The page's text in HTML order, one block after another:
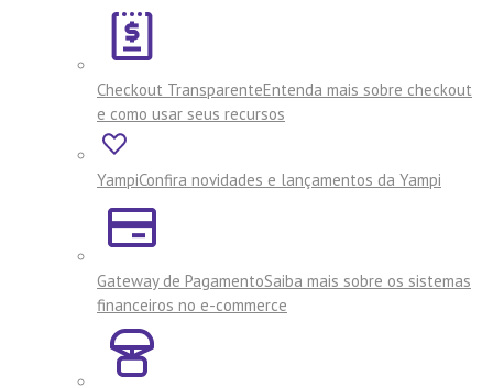
Checkout TransparenteEntenda mais sobre checkout
e como usar seus recursos
YampiConfira novidades e lançamentos da Yampi
Gateway de PagamentoSaiba mais sobre os sistemas
financeiros no e-commerce